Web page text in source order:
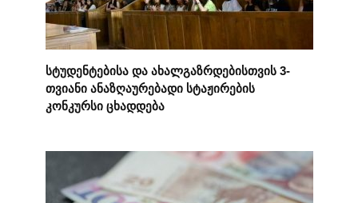
სტუდენტებისა და ახალგაზრდებისთვის 3-
თვიანი ანაზღაურებადი სტაჟირების
კონკურსი ცხადდება